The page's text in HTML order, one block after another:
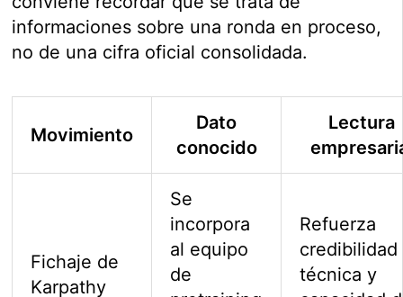
informaciones sobre una ronda en proceso,
no de una cifra oficial consolidada.
Movimiento
Dato
conocido
Lectura
Fichaje de
Karpathy
Se
incorpora
al equipo
de
Refuerza
credibilidad
técnica y